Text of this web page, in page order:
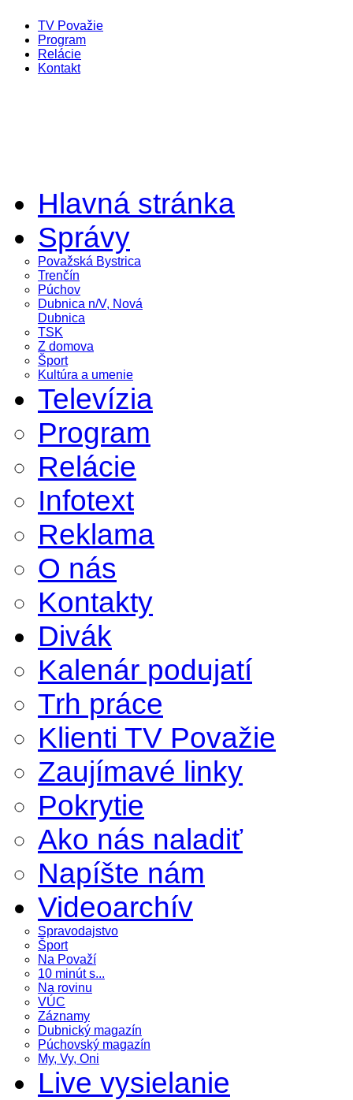
TV Považie
Program
Relácie
Kontakt
Hlavná stránka
Správy
Považská Bystrica
Trenčín
Púchov
Dubnica n/V, Nová
Dubnica
TSK
Z domova
Šport
Kultúra a umenie
Televízia
Program
Relácie
Infotext
Reklama
O nás
Kontakty
Divák
Kalenár podujatí
Trh práce
Klienti TV Považie
Zaujímavé linky
Pokrytie
Ako nás naladiť
Napíšte nám
Videoarchív
Spravodajstvo
Šport
Na Považí
10 minút s...
Na rovinu
VÚC
Záznamy
Dubnický magazín
Púchovský magazín
My, Vy, Oni
Live vysielanie